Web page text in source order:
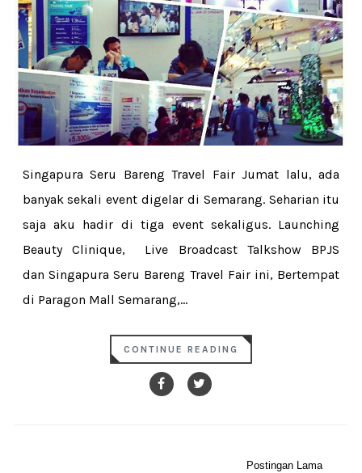
Singapura Seru Bareng Travel Fair Jumat lalu, ada
banyak sekali event digelar di Semarang. Seharian itu
saja aku hadir di tiga event sekaligus. Launching
Beauty Clinique, Live Broadcast Talkshow BPJS
dan Singapura Seru Bareng Travel Fair ini, Bertempat
di Paragon Mall Semarang,...
CONTINUE READING
Postingan Lama